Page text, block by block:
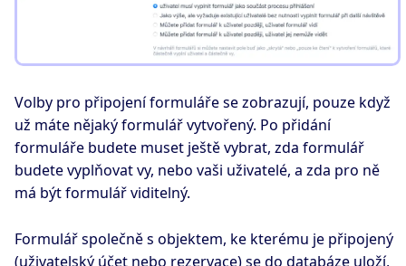
Volby pro připojení formuláře se zobrazují, pouze když
už máte nějaký formulář vytvořený. Po přidání
formuláře budete muset ještě vybrat, zda formulář
budete vyplňovat vy, nebo vaši uživatelé, a zda pro ně
má být formulář viditelný.
Formulář společně s objektem, ke kterému je připojený
(uživatelský účet nebo rezervace) se do databáze uloží,